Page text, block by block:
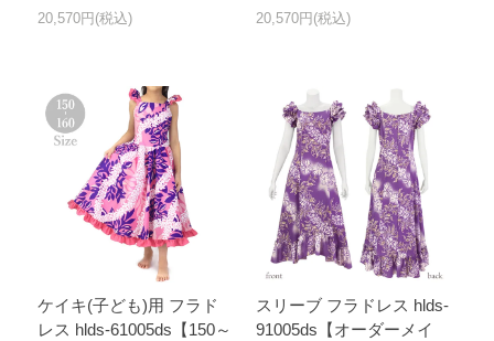
20,570円(税込) 20,570円(税込)
ケイキ(子ども)用 フラド
レス hlds-61005ds【150～
スリーブ フラドレス hlds-
91005ds【オーダーメイ